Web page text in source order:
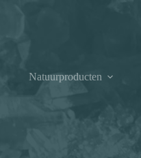
Natuurproducten